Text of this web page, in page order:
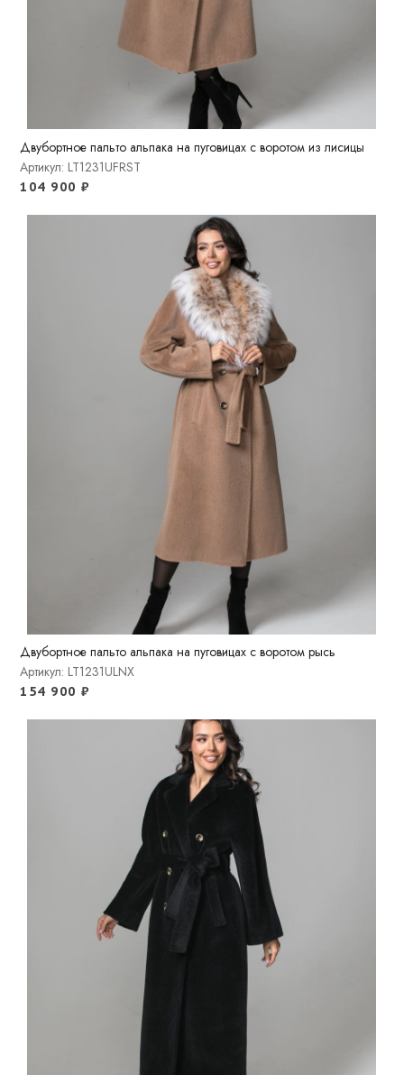
Двубортное пальто альпака на пуговицах с воротом из лисицы
Артикул: LT1231UFRST
104 900₽
Двубортное пальто альпака на пуговицах с воротом рысь
Артикул: LT1231ULNX
154 900₽